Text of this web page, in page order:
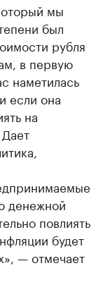
мы
был
рубля
в первую
наметилась
если она
на
денежной
повлиять
будет
— отмечает